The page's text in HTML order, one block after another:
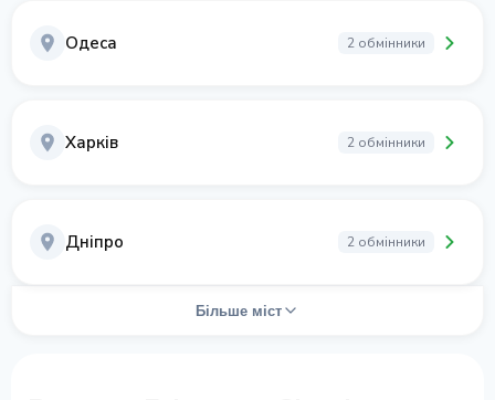
Одеса 2 обмінники
Харків 2 обмінники
Дніпро 2 обмінники
Більше міст